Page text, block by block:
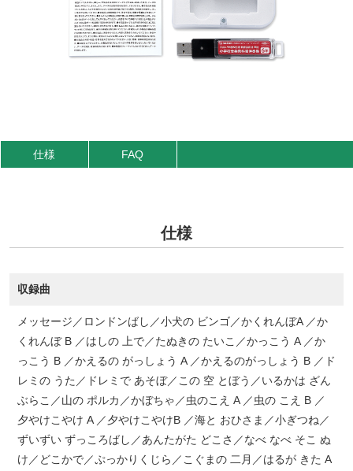
仕様 FAQ
仕様
収録曲
メッセージ／ロンドンばし／小犬の ビンゴ／かくれんぼA ／か
くれんぼ B ／はしの 上で／たぬきの たいこ／かっこう A ／か
っこう B ／かえるの がっしょう A ／かえるのがっしょう B ／ド
レミの うた／ドレミで あそぼ／この 空 とぼう／いるかは ざん
ぶらこ／山の ポルカ／かぼちゃ／虫のこえ A ／虫の こえ B ／
夕やけこやけ A ／夕やけこやけB ／海と おひさま／小ぎつね／
ずいずい ずっころばし／あんたがた どこさ／なべ なべ そこ ぬ
け／どこかで／ぷっかりくじら／こぐまの 二月／はるが きた A